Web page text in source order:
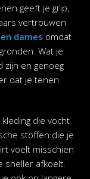
geeft je grip,
vertrouwen
dames omdat
Wat je
zijn en genoeg
dat je tenen
kleding die vocht
stoffen die je
voelt misschien
sneller afkoelt.